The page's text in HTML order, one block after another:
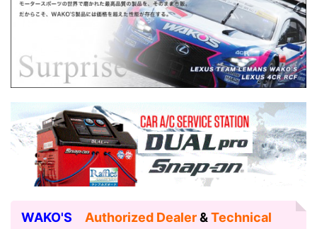
WAKO'S Authorized Dealer&Technical